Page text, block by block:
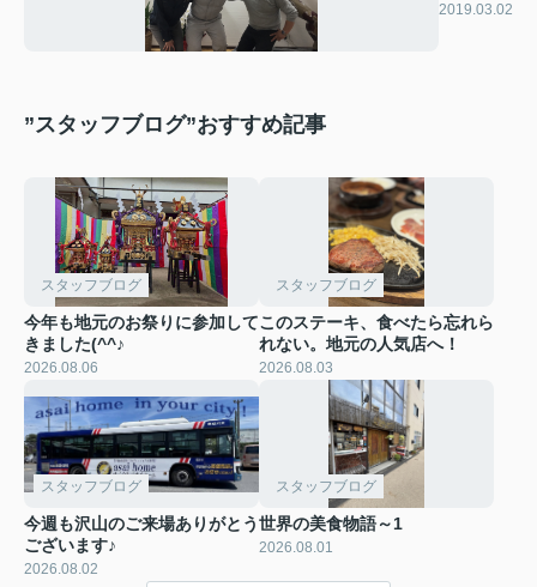
2019.03.02
”スタッフブログ”おすすめ記事
スタッフブログ
今年も地元のお祭りに参加して
きました(^^♪
2026.08.06
スタッフブログ
このステーキ、食べたら忘れら
れない。地元の人気店へ！
2026.08.03
スタッフブログ
今週も沢山のご来場ありがとう
ございます♪
2026.08.02
スタッフブログ
世界の美食物語～1
2026.08.01